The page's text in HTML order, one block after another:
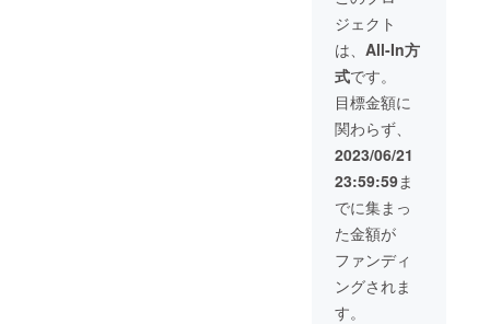
合、調
整させ
ていた
だきま
す）
――
お
願 い
支援
時、必
ず備考
欄に掲
載を希
望され
るお名
した
り、公
共施設
に置か
せても
らった
りしま
す ・掲
載方
法
文
字、ロ
ゴ・バ
ナー掲
載可
（ロ
ゴ・バ
礼のお
手紙と
共に送
らせて
いただ
きま
す ※色
やデザ
イン等
は選べ
ません
のでご
了承く
ださい
ジェクト
は、 All-In方
式です。
目標金額に
関わらず、
2023/06/21
23:59:59ま
でに集まっ
た金額が
ファンディ
ングされま
す。